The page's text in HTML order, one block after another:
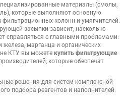
материалы (смолы,
которые выполняют основную
фильтрационных колонн и умягчителей.
засыпки зависит, насколько
справляться с главными проблемами:
марганца и органических
КТУ вы можете купить фильтрующие
которые обеспечат
решения для систем комплексной
подбора реагентов и наполнителей.